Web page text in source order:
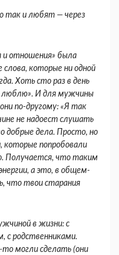
так и лю­бят — через
и отноше­ния» была
которые ни одной
Хоть сто раз в день
люблю». И для мужчины
по-другому: «Я так
не надоест слушать
добрые дела. Просто, но
которые попробовали
Получается, что та­ким
а это, в общем-
что твои старания
в жизни: с
с родственниками.
могли сделать (они